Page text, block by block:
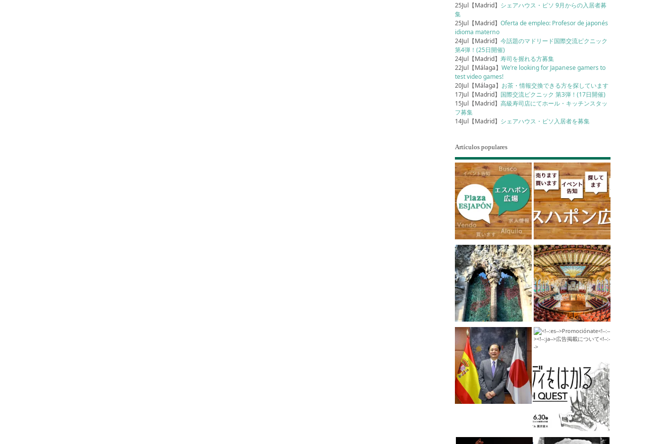
25Jul【Madrid】 シェアハウス・ピソ 9月からの入居者募
集
25Jul【Madrid】Oferta de empleo: Profesor de japonés
idioma materno
24Jul【Madrid】今話題のマドリード国際交流ピクニック
第4弾！(25日開催)
24Jul【Madrid】寿司を握れる方募集
22Jul【Málaga】We’re looking for Japanese gamers to
test video games!
20Jul【Málaga】 お茶・情報交換できる方を探しています
17Jul【Madrid】 国際交流ピクニック 第3弾！(17日開催)
15Jul【Madrid】高級寿司店にてホール・キッチンスタッ
フ募集
14Jul【Madrid】 シェアハウス・ピソ入居者を募集
Artículos populares